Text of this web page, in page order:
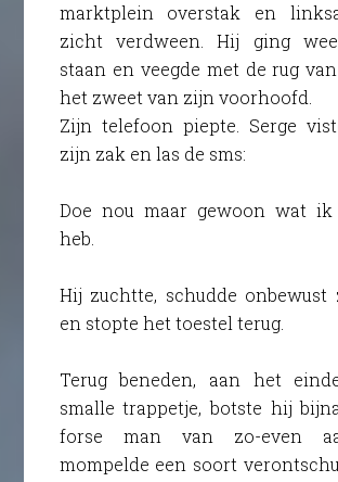
marktplein overstak en
zicht verdween. Hij ging
staan en veegde met de rug
het zweet van zijn voorhoofd.
Zijn telefoon piepte. Serge
zijn zak en las de sms:
Doe nou maar gewoon wat ik
heb.
Hij zuchtte, schudde
en stopte het toestel terug.
Terug beneden, aan het
smalle trappetje, botste hij
forse man van zo-even
mompelde een soort